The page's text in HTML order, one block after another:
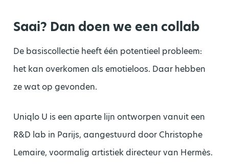
Saai? Dan doen we een collab
De basiscollectie heeft één potentieel probleem:
het kan overkomen als emotieloos. Daar hebben
ze wat op gevonden.
Uniqlo U is een aparte lijn ontworpen vanuit een
R&D lab in Parijs, aangestuurd door Christophe
Lemaire, voormalig artistiek directeur van Hermès.